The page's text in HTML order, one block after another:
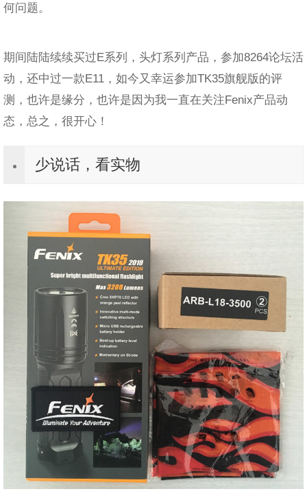
何问题。
期间陆陆续续买过E系列，头灯系列产品，参加8264论坛活
动，还中过一款E11，如今又幸运参加TK35旗舰版的评
测，也许是缘分，也许是因为我一直在关注Fenix产品动
态，总之，很开心！
少说话，看实物